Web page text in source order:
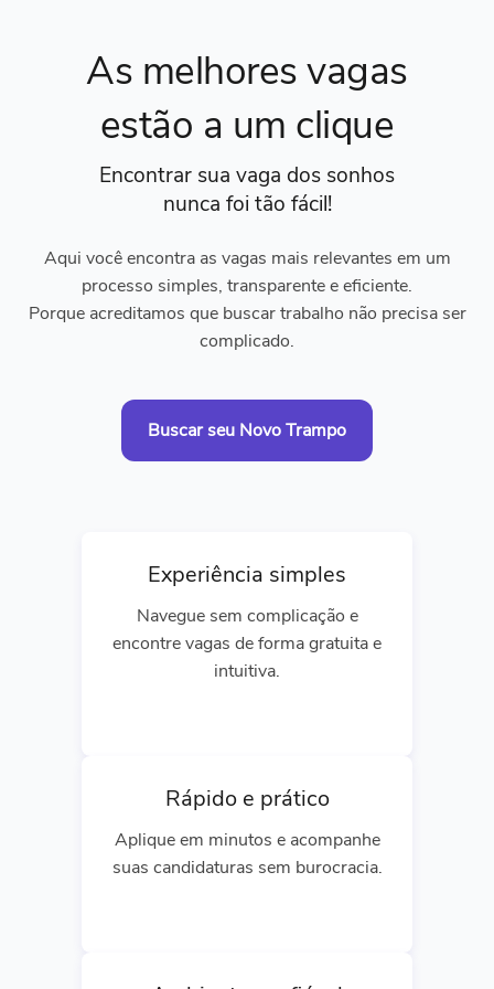
As melhores vagas
estão a um clique
Encontrar sua vaga dos sonhos
nunca foi tão fácil!
Aqui você encontra as vagas mais relevantes em um
processo simples, transparente e eficiente.
Porque acreditamos que buscar trabalho não precisa ser
complicado.
Buscar seu Novo Trampo
Experiência simples
Navegue sem complicação e
encontre vagas de forma gratuita e
intuitiva.
Rápido e prático
Aplique em minutos e acompanhe
suas candidaturas sem burocracia.